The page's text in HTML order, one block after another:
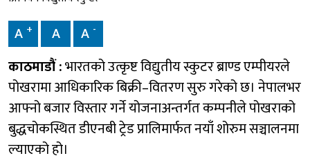
A + A A -
काठमाडौं :भारतको उत्कृष्ट विद्युतीय स्कुटर ब्राण्ड एम्पीयरले
पोखरामा आधिकारिक बिक्री–वितरण सुरु गरेको छ। नेपालभर
आफ्नो बजार विस्तार गर्ने योजनाअन्तर्गत कम्पनीले पोखराको
बुद्धचोकस्थित डीएनबी ट्रेड प्रालिमार्फत नयाँ शोरुम सञ्चालनमा
ल्याएको हो।